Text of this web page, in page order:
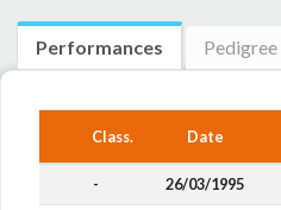
Performances Pedigree
Class. Date
- 26/03/1995